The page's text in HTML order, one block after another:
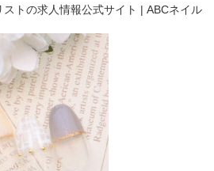
a
v
i
g
a
t
a